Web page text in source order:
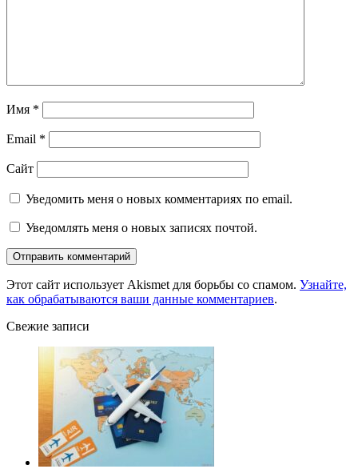
Имя *
Email *
Сайт
Уведомить меня о новых комментариях по email.
Уведомлять меня о новых записях почтой.
Этот сайт использует Akismet для борьбы со спамом. Узнайте,
как обрабатываются ваши данные комментариев.
Свежие записи